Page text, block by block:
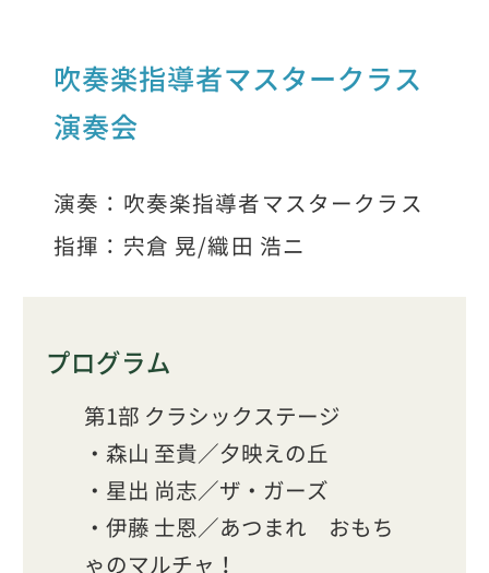
吹奏楽指導者マスタークラス
演奏会
演奏：吹奏楽指導者マスタークラス
指揮：宍倉 晃/織田 浩ニ
プログラム
第1部 クラシックステージ
・森山 至貴／夕映えの丘
・星出 尚志／ザ・ガーズ
・伊藤 士恩／あつまれ おもち
ゃのマルチャ！